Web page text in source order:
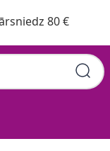
80 €